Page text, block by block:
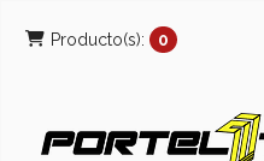
Producto(s): 0